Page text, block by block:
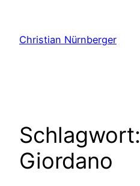
springen
Christian Nürnberger
Schlagwort:
Giordano